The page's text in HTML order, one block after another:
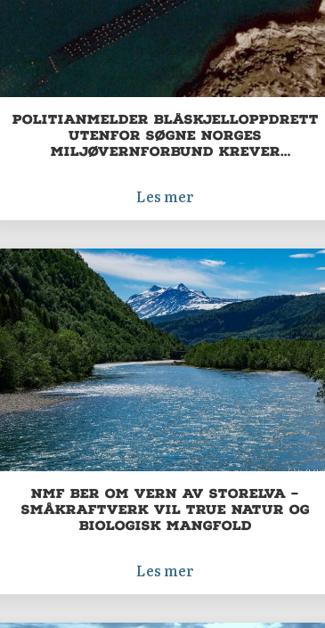
Politianmelder blåskjelloppdrett
utenfor Søgne Norges
Miljøvernforbund krever
Les mer
NMF ber om vern av Storelva –
småkraftverk vil true natur og
biologisk mangfold
Les mer